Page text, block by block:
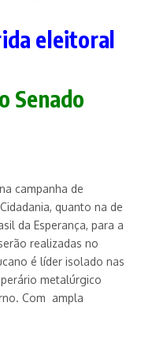
eleitoral
Senado
campanha de
quanto na de
da Esperança, para a
realizadas no
é líder isolado nas
metalúrgico
Com ampla